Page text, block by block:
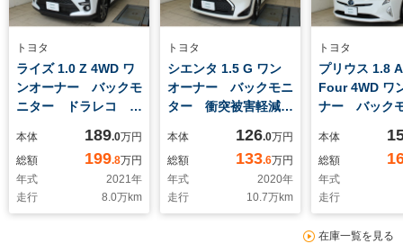
トヨタ
ライズ 1.0 Z 4WD ワ
ンオーナー バックモ
ニター ドラレコ ク
全周囲カメラ サポカ
ー 衝突被害軽減ブレ
ーキ 車線逸脱警報
ETC スマートキー
本体 189.0万円
総額
199.8万円
年式
2021年
走行
8.0万km
トヨタ
シエンタ 1.5 G ワン
オーナー バックモニ
ター 衝突被害軽減ブ
報 ETC スマートキ
ー 横滑り防止装置
本体 126.0万円
総額
133.6万円
年式
2020年
走行
10.7万km
トヨタ
プリウス 1.8
Four 4WD ワ
ナー バック
ズコントロー
ライト 車線
報 ETC 衝
レーキ スマ
本体
総額
年式
走行
在庫一覧を見る